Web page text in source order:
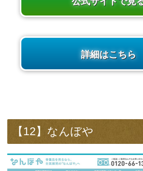
詳細はこちら
【12】なんぼや